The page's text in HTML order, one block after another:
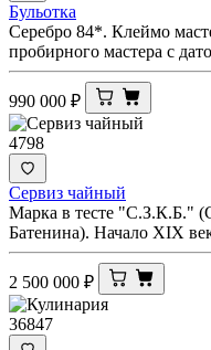
Бульотка
Серебро 84*. Клеймо
пробирного мастера с
990 000 ₽
4798
Сервиз чайный
Марка в тесте "С.З.К.Б."
Батенина). Начало XIX
2 500 000 ₽
36847